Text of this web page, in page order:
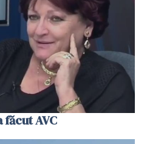
făcut AVC